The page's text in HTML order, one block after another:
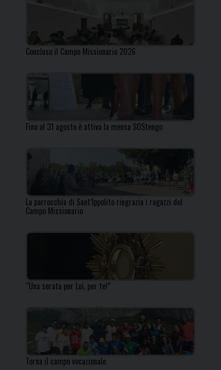
Concluso il Campo Missionario 2026
Fino al 31 agosto è attiva la mensa SOStengo
La parrocchia di Sant’Ippolito ringrazia i ragazzi del
Campo Missionario
“Una serata per Lui, per te!”
Torna il campo vocazionale